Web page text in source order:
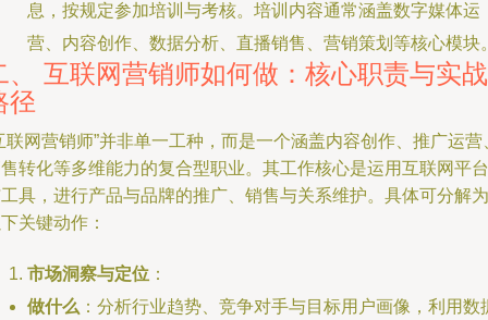
息，按规定参加培训与考核。培训内容通常涵盖数字媒体运
营、内容创作、数据分析、直播销售、营销策划等核心模块
、 互联网营销师如何做：核心职责与实战
径
联网营销师”并非单一工种，而是一个涵盖内容创作、推广运营
转化等多维能力的复合型职业。其工作核心是运用互联网平台
具，进行产品与品牌的推广、销售与关系维护。具体可分解为
关键动作：
市场洞察与定位 ：
做什么 ：分析行业趋势、竞争对手与目标用户画像，利用数